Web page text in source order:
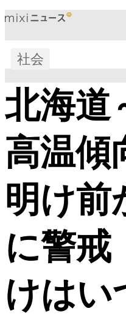
社会
北海道
高温
明け前
に警
けは